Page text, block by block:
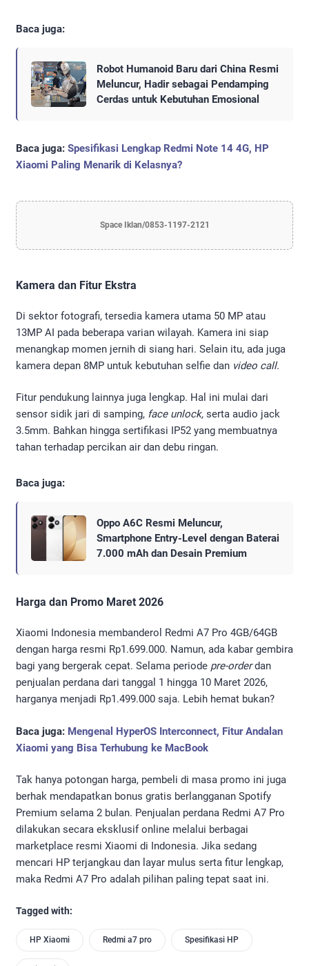
Baca juga:
Robot Humanoid Baru dari China Resmi
Meluncur, Hadir sebagai Pendamping
Cerdas untuk Kebutuhan Emosional
Baca juga: Spesifikasi Lengkap Redmi Note 14 4G, HP
Xiaomi Paling Menarik di Kelasnya?
Space Iklan/0853-1197-2121
Kamera dan Fitur Ekstra
Di sektor fotografi, tersedia kamera utama 50 MP atau
13MP AI pada beberapa varian wilayah. Kamera ini siap
menangkap momen jernih di siang hari. Selain itu, ada juga
kamera depan 8MP untuk kebutuhan selfie dan video call.
Fitur pendukung lainnya juga lengkap. Hal ini mulai dari
sensor sidik jari di samping, face unlock, serta audio jack
3.5mm. Bahkan hingga sertifikasi IP52 yang membuatnya
tahan terhadap percikan air dan debu ringan.
Baca juga:
Oppo A6C Resmi Meluncur,
Smartphone Entry-Level dengan Baterai
7.000 mAh dan Desain Premium
Harga dan Promo Maret 2026
Xiaomi Indonesia membanderol Redmi A7 Pro 4GB/64GB
dengan harga resmi Rp1.699.000. Namun, ada kabar gembira
bagi yang bergerak cepat. Selama periode pre-orderdan
penjualan perdana dari tanggal 1 hingga 10 Maret 2026,
harganya menjadi Rp1.499.000 saja. Lebih hemat bukan?
Baca juga: Mengenal HyperOS Interconnect, Fitur Andalan
Xiaomi yang Bisa Terhubung ke MacBook
Tak hanya potongan harga, pembeli di masa promo ini juga
berhak mendapatkan bonus gratis berlangganan Spotify
Premium selama 2 bulan. Penjualan perdana Redmi A7 Pro
dilakukan secara eksklusif online melalui berbagai
marketplace resmi Xiaomi di Indonesia. Jika sedang
mencari HP terjangkau dan layar mulus serta fitur lengkap,
maka Redmi A7 Pro adalah pilihan paling tepat saat ini.
Tagged with:
HP Xiaomi Redmi a7 pro Spesifikasi HP